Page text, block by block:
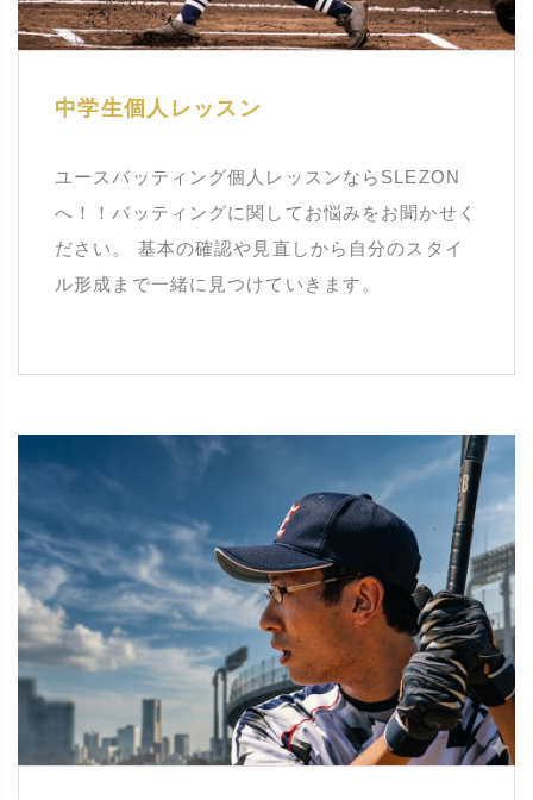
中学生個人レッスン
ユースバッティング個人レッスンならSLEZON
へ！！バッティングに関してお悩みをお聞かせく
ださい。 基本の確認や見直しから自分のスタイ
ル形成まで一緒に見つけていきます。